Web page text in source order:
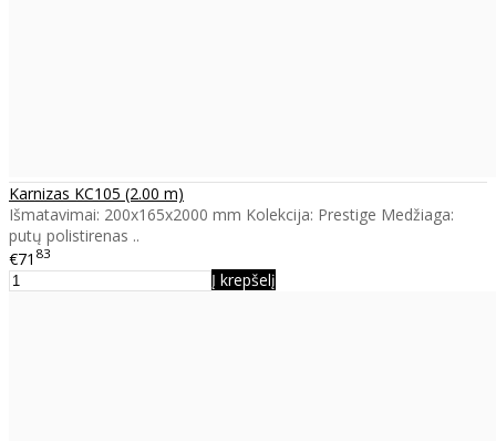
Karnizas KC105 (2.00 m)
Išmatavimai: 200x165x2000 mm Kolekcija: Prestige Medžiaga:
putų polistirenas ..
€71 83
Į krepšelį